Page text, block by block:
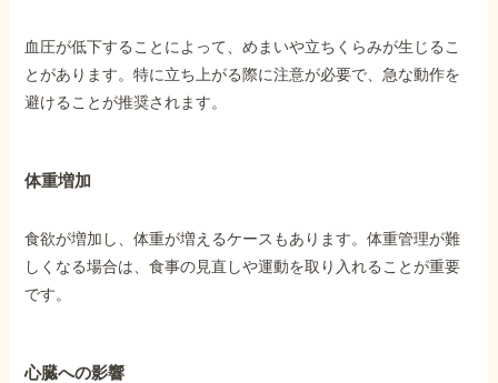
血圧が低下することによって、めまいや立ちくらみが生じるこ
とがあります。特に立ち上がる際に注意が必要で、急な動作を
避けることが推奨されます。
体重増加
食欲が増加し、体重が増えるケースもあります。体重管理が難
しくなる場合は、食事の見直しや運動を取り入れることが重要
です。
心臓への影響